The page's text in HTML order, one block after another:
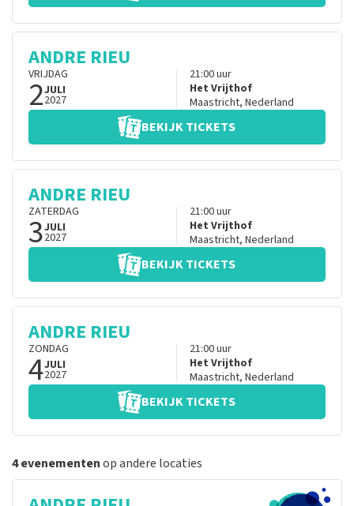
ANDRE RIEU
VRIJDAG
2JULI
2027
21:00uur
Het Vrijthof
Maastricht, Nederland
BEKIJK TICKETS
ANDRE RIEU
ZATERDAG
3JULI
2027
21:00uur
Het Vrijthof
Maastricht, Nederland
BEKIJK TICKETS
ANDRE RIEU
ZONDAG
4JULI
2027
21:00uur
Het Vrijthof
Maastricht, Nederland
BEKIJK TICKETS
4 evenementenop andere locaties